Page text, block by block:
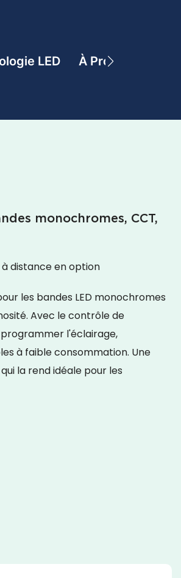
LED À Propos De
monochromes, CCT,
distance en option
les bandes LED monochromes
Avec le contrôle de
l'éclairage,
à faible consommation. Une
la rend idéale pour les